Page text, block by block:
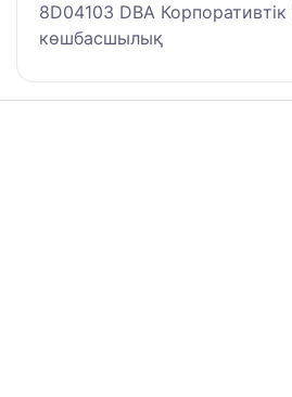
8D04103 DBA
көшбасшылық